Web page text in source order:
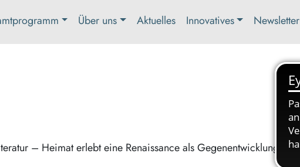
Über uns Aktuelles Innovatives Newsletter
– Heimat erlebt eine Renaissance als Gegenentwicklung